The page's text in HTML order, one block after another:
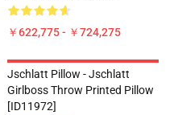
￥622,775 - ￥724,275
Jschlatt Pillow - Jschlatt
Girlboss Throw Printed Pillow
[ID11972]